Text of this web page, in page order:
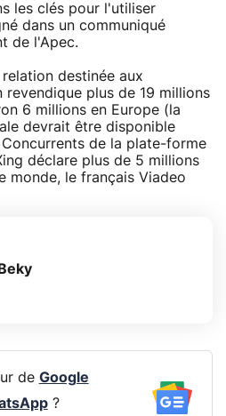
les clés pour l'utiliser
dans un communiqué
de l'Apec.
destinée aux
revendique plus de 19 millions
6 millions en Europe (la
devrait être disponible
de la plate-forme
déclare plus de 5 millions
monde, le français Viadeo
de Google
?